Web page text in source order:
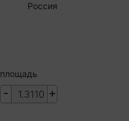
Россия
площадь
- +